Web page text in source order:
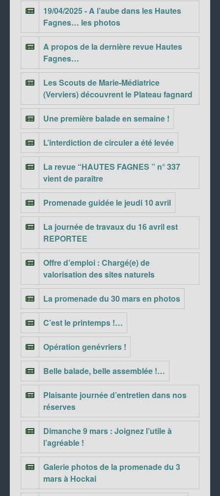
19/04/2025 - A l’aube dans les Hautes
Fagnes… les photos
A propos de la dernière revue Hautes
Fagnes…
Les Scouts de Marie-Médiatrice
(Verviers) découvrent le Plateau fagnard
Une première balade en semaine !
L’interdiction de circuler a été levée
La revue “HAUTES FAGNES ” n° 337
vient de paraître
Promenade guidée le jeudi 10 avril
La journée de travaux du 16 avril est
REPORTEE
Offre d’emploi : Chargé(e) de
valorisation des sites naturels
La promenade du 30 mars en photos
C’est le printemps !…
Opération genévriers !
Belle balade, belle assemblée !…
Plaisante journée d’entretien dans nos
réserves
Dimanche 9 mars : Joignez l’utile à
l’agréable !
Galerie photos de la promenade du 3
mars à Hockai